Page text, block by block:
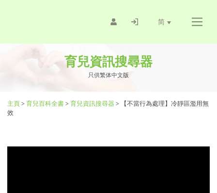
简
育兒資訊搜尋器
只供繁体中文版
主頁> 育兒百科全書> 育兒資訊搜尋器 >
【不當行為處理】冷靜區濫用無
效